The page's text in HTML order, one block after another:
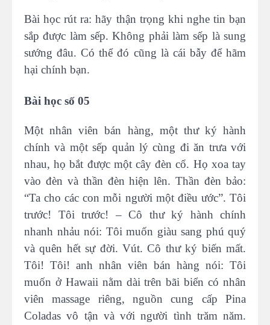
Bài học rút ra: hãy thận trọng khi nghe tin bạn
sắp được làm sếp. Không phải làm sếp là sung
sướng đâu. Có thể đó cũng là cái bẫy để hãm
hại chính bạn.
Bài học số 05
Một nhân viên bán hàng, một thư ký hành
chính và một sếp quản lý cùng đi ăn trưa với
nhau, họ bắt được một cây đèn cổ. Họ xoa tay
vào đèn và thần đèn hiện lên. Thần đèn bảo:
“Ta cho các con mỗi người một điều ước”. Tôi
trước! Tôi trước! – Cô thư ký hành chính
nhanh nhảu nói: Tôi muốn giàu sang phú quý
và quên hết sự đời. Vút. Cô thư ký biến mất.
Tôi! Tôi! anh nhân viên bán hàng nói: Tôi
muốn ở Hawaii nằm dài trên bãi biển có nhân
viên massage riêng, nguồn cung cấp Pina
Coladas vô tận và với người tình trăm năm.